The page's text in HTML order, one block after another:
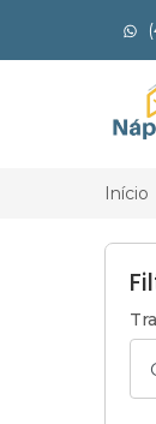
Início